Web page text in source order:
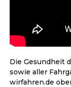
Die Gesundheit
sowie aller
wirfahren.de